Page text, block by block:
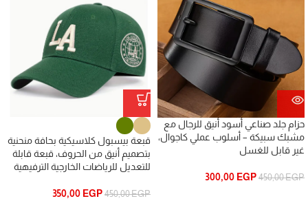
حزام جلد صناعي أسود أنيق للرجال مع
مشبك سبيكة – أسلوب عملي كاجوال،
غير قابل للغسل
450,00EGP
300,00 EGP
قبعة بيسبول كلاسيكية بحافة منحنية
بتصميم أنيق من الحروف، قبعة قابلة
للتعديل للرياضات الخارجية الترفيهية
450,00EGP
350,00 EGP